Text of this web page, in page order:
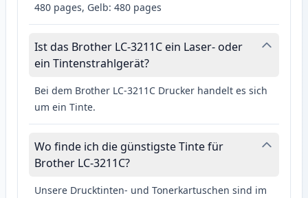
480 pages, Gelb: 480 pages
Ist das Brother LC-3211C ein Laser- oder
ein Tintenstrahlgerät?
Bei dem Brother LC-3211C Drucker handelt es sich
um ein Tinte.
Wo finde ich die günstigste Tinte für
Brother LC-3211C?
Unsere Drucktinten- und Tonerkartuschen sind im